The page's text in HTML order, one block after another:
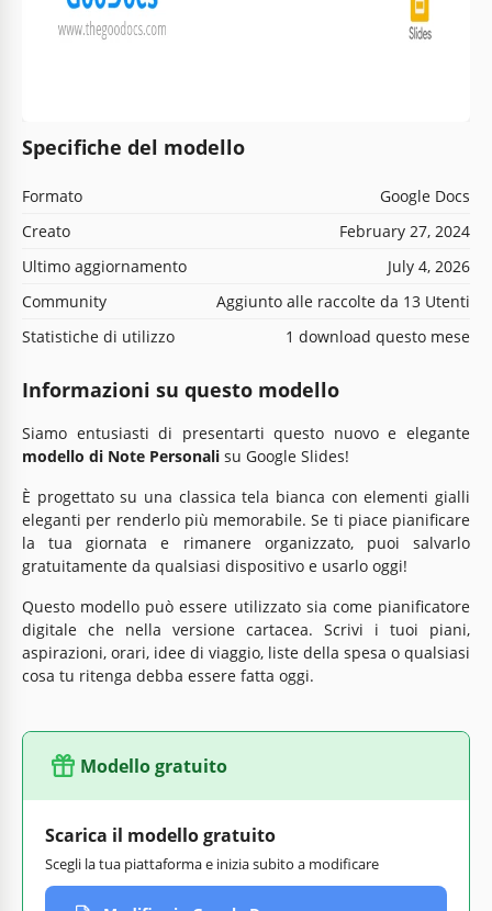
Specifiche del modello
Formato
Google Docs
Creato
February 27, 2024
Ultimo aggiornamento
July 4, 2026
Community
Aggiunto alle raccolte da 13 Utenti
Statistiche di utilizzo
1 download questo mese
Informazioni su questo modello
Siamo entusiasti di presentarti questo nuovo e elegante
modello di Note Personali su Google Slides!
È progettato su una classica tela bianca con elementi gialli
eleganti per renderlo più memorabile. Se ti piace pianificare
la tua giornata e rimanere organizzato, puoi salvarlo
gratuitamente da qualsiasi dispositivo e usarlo oggi!
Questo modello può essere utilizzato sia come pianificatore
digitale che nella versione cartacea. Scrivi i tuoi piani,
aspirazioni, orari, idee di viaggio, liste della spesa o qualsiasi
cosa tu ritenga debba essere fatta oggi.
Modello gratuito
Scarica il modello gratuito
Scegli la tua piattaforma e inizia subito a modificare